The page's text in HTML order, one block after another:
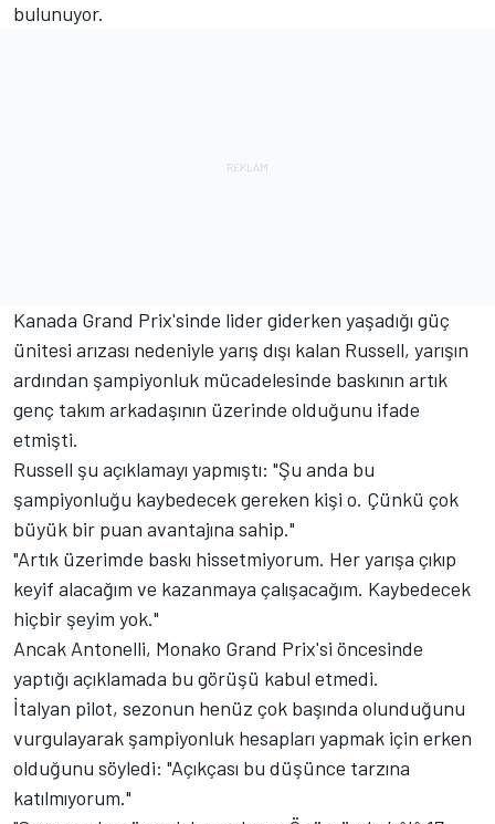
bulunuyor.
Kanada Grand Prix'sinde lider giderken yaşadığı güç
ünitesi arızası nedeniyle yarış dışı kalan Russell, yarışın
ardından şampiyonluk mücadelesinde baskının artık
genç takım arkadaşının üzerinde olduğunu ifade
etmişti.
Russell şu açıklamayı yapmıştı: "Şu anda bu
şampiyonluğu kaybedecek gereken kişi o. Çünkü çok
büyük bir puan avantajına sahip."
"Artık üzerimde baskı hissetmiyorum. Her yarışa çıkıp
keyif alacağım ve kazanmaya çalışacağım. Kaybedecek
hiçbir şeyim yok."
Ancak Antonelli, Monako Grand Prix'si öncesinde
yaptığı açıklamada bu görüşü kabul etmedi.
İtalyan pilot, sezonun henüz çok başında olunduğunu
vurgulayarak şampiyonluk hesapları yapmak için erken
olduğunu söyledi: "Açıkçası bu düşünce tarzına
katılmıyorum."